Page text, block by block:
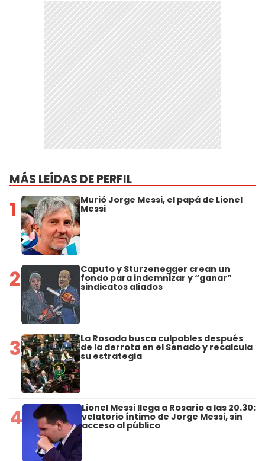
MÁS LEÍDAS DE PERFIL
1 Murió Jorge Messi, el papá de Lionel
Messi
2 Caputo y Sturzenegger crean un
fondo para indemnizar y “ganar”
sindicatos aliados
3 La Rosada busca culpables después
de la derrota en el Senado y recalcula
su estrategia
4 Lionel Messi llega a Rosario a las 20.30:
velatorio íntimo de Jorge Messi, sin
acceso al público